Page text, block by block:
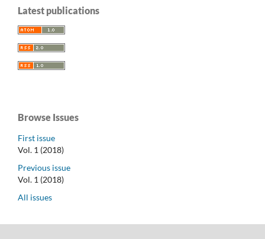
Latest publications
Browse Issues
First issue
Vol. 1 (2018)
Previous issue
Vol. 1 (2018)
All issues